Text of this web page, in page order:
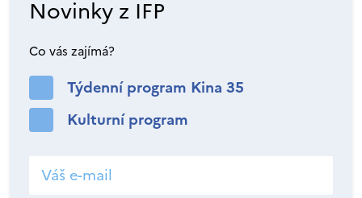
Novinky z IFP
Co vás zajímá?
Týdenní program Kina 35
Kulturní program